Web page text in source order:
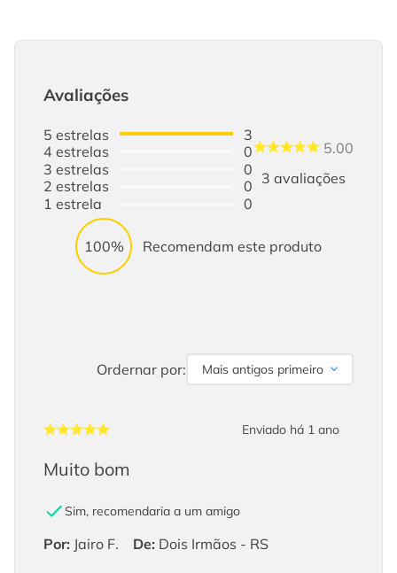
Avaliações
5estrelas
4estrelas
3estrelas
2estrelas
1estrela
3
0
0
0
0
5.00
3 avaliações
100% Recomendam este produto
Ordernar por: Mais antigos primeiro
Enviado há 1 ano
Muito bom
Sim, recomendaria a um amigo
Por: Jairo F. De: Dois Irmãos - RS